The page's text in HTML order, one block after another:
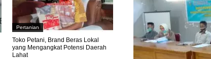
Pertanian
Toko Petani, Brand Beras Lokal
yang Mengangkat Potensi Daerah
Lahat